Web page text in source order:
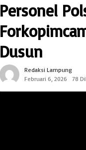
Personel
Dusun
Redaksi Lampung
Februari 6, 2026
78